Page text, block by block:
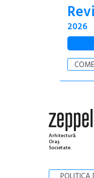
2026
Arhitectură.
Oraș.
Societate.